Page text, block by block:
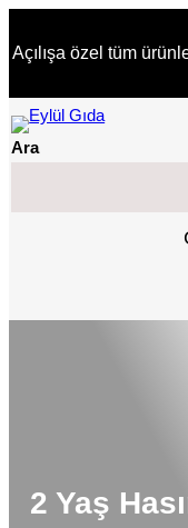
geç
Açılışa özel tüm
Ara
2 Yaş